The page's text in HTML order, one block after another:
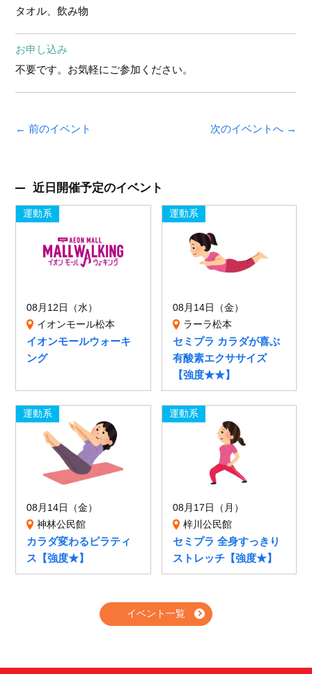
タオル、飲み物
お申し込み
不要です。お気軽にご参加ください。
← 前のイベント 次のイベントへ →
近日開催予定のイベント
運動系
08月12日（水）
イオンモール松本
イオンモールウォーキ
ング
運動系
08月14日（金）
ラーラ松本
セミプラ カラダが喜ぶ
有酸素エクササイズ
【強度★★】
運動系
08月14日（金）
神林公民館
カラダ変わるピラティ
ス【強度★】
運動系
08月17日（月）
梓川公民館
セミプラ 全身すっきり
ストレッチ【強度★】
イベント一覧